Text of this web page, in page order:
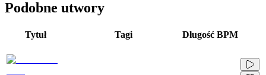
Podobne utwory
Tytuł Tagi Długość BPM